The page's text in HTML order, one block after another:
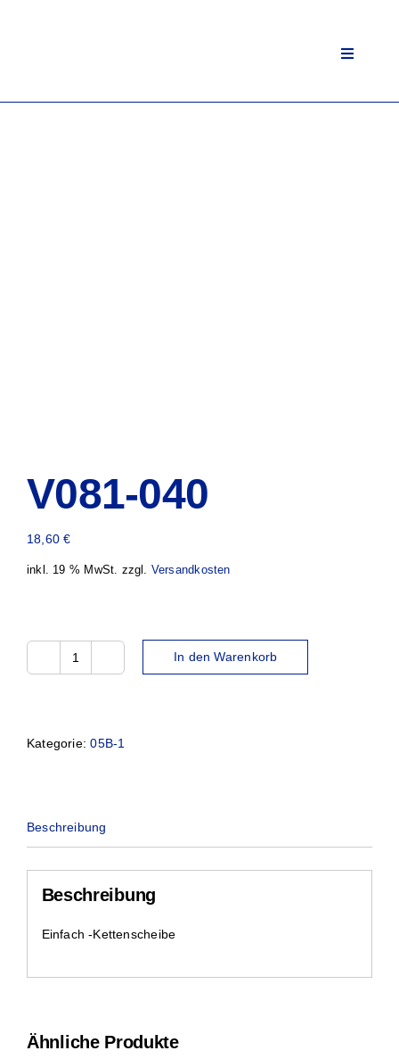
Toggle
V081-040
18,60€
inkl. 19 % MwSt. zzgl. Versandkosten
V081-
In den Warenkorb
Kategorie:05B-1
Beschreibung
Beschreibung
Einfach -Kettenscheibe
Ähnliche Produkte